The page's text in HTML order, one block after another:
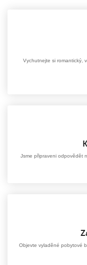
Vychutnejte si romantický,
Jsme připraveni odpovědět
Objevte vyladěné pobytové